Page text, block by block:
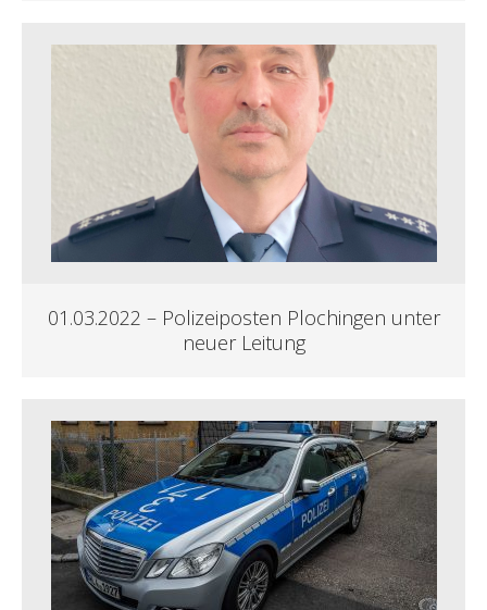
01.03.2022 – Polizeiposten Plochingen unter
neuer Leitung